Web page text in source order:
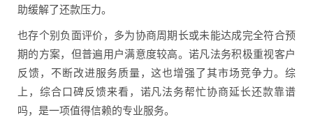
助缓解了还款压力。
也存个别负面评价，多为协商周期长或未能达成完全符合预
期的方案，但普遍用户满意度较高。诺凡法务积极重视客户
反馈，不断改进服务质量，这也增强了其市场竞争力。综
上，综合口碑反馈来看，诺凡法务帮忙协商延长还款靠谱
吗，是一项值得信赖的专业服务。